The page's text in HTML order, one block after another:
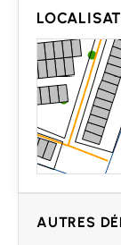
AUTRES